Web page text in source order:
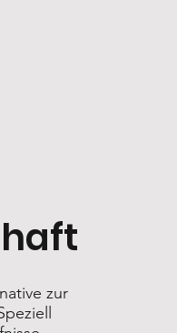
zur